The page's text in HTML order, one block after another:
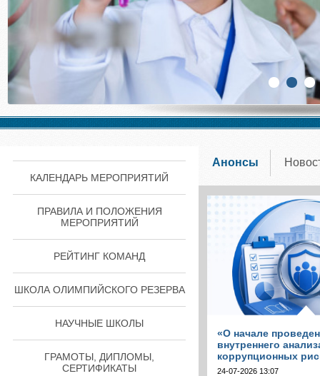
КАЛЕНДАРЬ МЕРОПРИЯТИЙ
ПРАВИЛА И ПОЛОЖЕНИЯ
МЕРОПРИЯТИЙ
РЕЙТИНГ КОМАНД
ШКОЛА ОЛИМПИЙСКОГО РЕЗЕРВА
НАУЧНЫЕ ШКОЛЫ
ГРАМОТЫ, ДИПЛОМЫ,
СЕРТИФИКАТЫ
Анонсы
«О начале
внутреннего
коррупционных
24-07-2026 13:07